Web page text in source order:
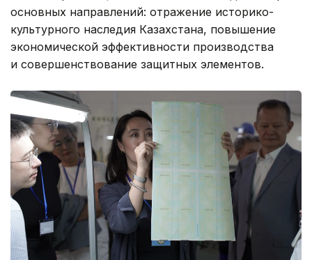
основных направлений: отражение историко-
культурного наследия Казахстана, повышение
экономической эффективности производства
и совершенствование защитных элементов.